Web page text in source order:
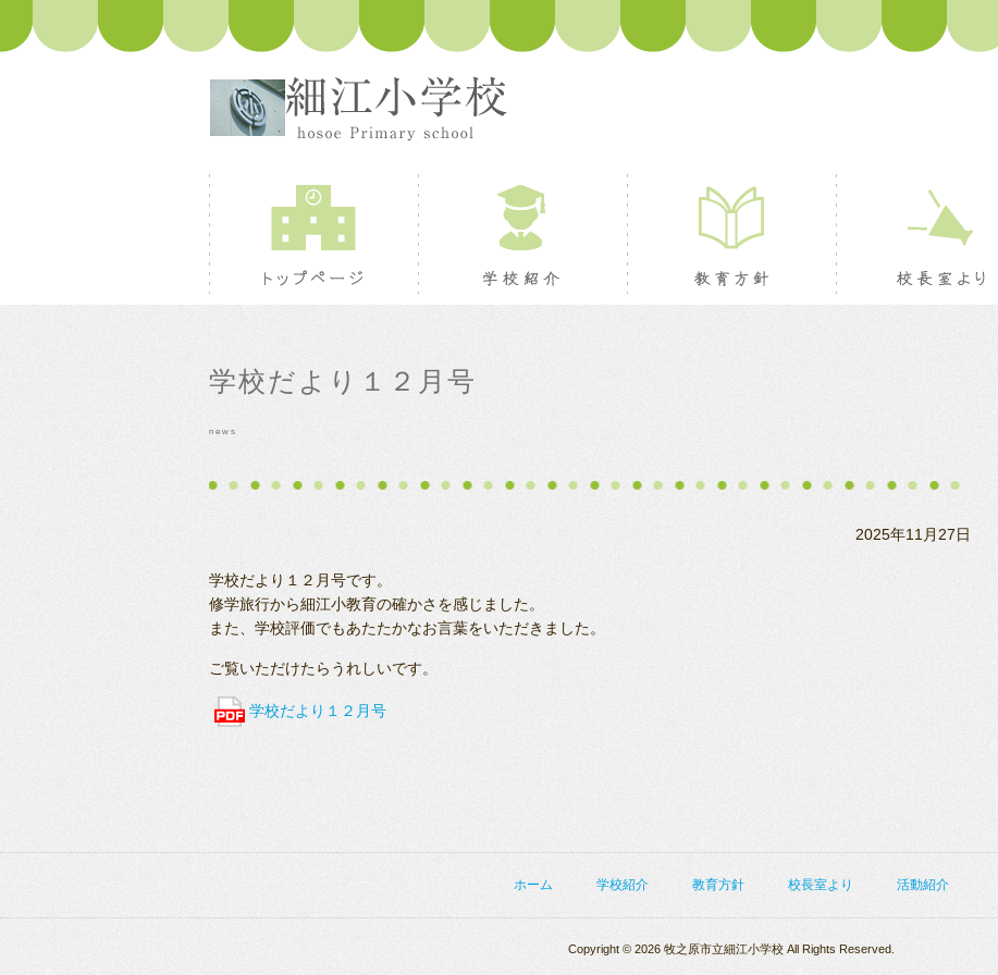
トップページ 学校紹介 教育方針
学校だより１２月号
news
2025年11月27日
学校だより１２月号です。
修学旅行から細江小教育の確かさを感じました。
また、学校評価でもあたたかなお言葉をいただきました。
ご覧いただけたらうれしいです。
学校だより１２月号
ホーム 学校紹介 教育方針 校長室より 活動紹介
Copyright © 2026 牧之原市立細江小学校 All Rights Reserved.